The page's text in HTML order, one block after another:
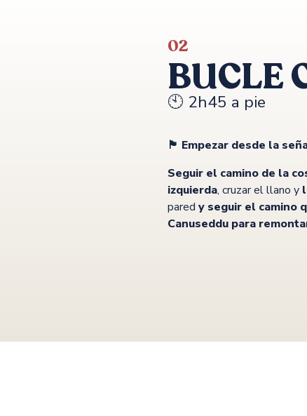
02
BUCLE
🕙 2h45 a pie
🏴 Empezar desde la
Seguir el camino de la
izquierda, cruzar el llano y
pared y seguir el camino
Canuseddu para